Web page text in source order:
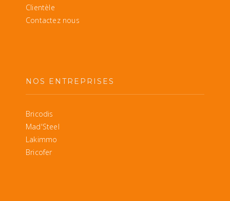
Clientèle
Contactez nous
NOS ENTREPRISES
Bricodis
Mad'Steel
Lakimmo
Bricofer